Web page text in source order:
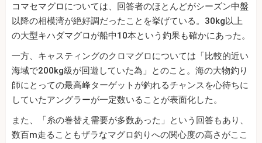
コマセマグロについては、回答者のほとんどがシーズン中盤
以降の相模湾が絶好調だったことを挙げている。30kg以上
の大型キハダマグロが船中10本という釣果も確かにあった。
一方、キャスティングのクロマグロについては「比較的近い
海域で200kg級が回遊していた為」とのこと。海の大物釣り
師にとっての最高峰ターゲットが釣れるチャンスを心待ちに
していたアングラーが一定数いることが表面化した。
また、「糸の巻替え需要が多数あった」という回答もあり、
数百m走ることもザラなマグロ釣りへの関心度の高さがここ